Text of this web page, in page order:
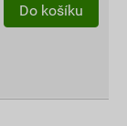
Do košíku